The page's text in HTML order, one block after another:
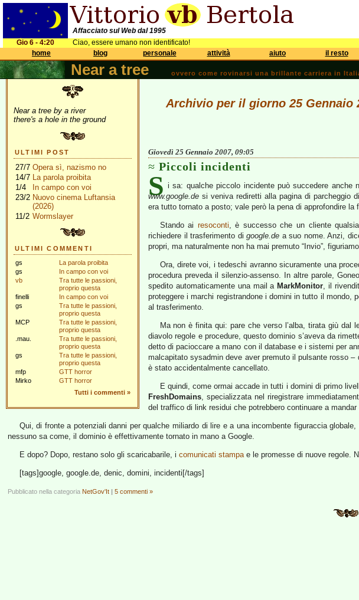
Affacciato sul Web dal 1995
Gio 6 - 4:20
Ciao, essere umano non identificato!
home
blog personale attività aiuto il resto
Near a tree ovvero come rovinarsi una brillante carriera in
Near a tree by a river
there's a hole in the ground
ULTIMI POST
27/7 Opera sì, nazismo no
14/7 La parola proibita
1/4
In campo con voi
23/2 Nuovo cinema Luftansia
(2026)
11/2 Wormslayer
ULTIMI COMMENTI
gs
La parola proibita
gs
In campo con voi
vb
Tra tutte le passioni,
proprio questa
finelli
In campo con voi
gs
Tra tutte le passioni,
proprio questa
MCP
Tra tutte le passioni,
proprio questa
.mau.
Tra tutte le passioni,
proprio questa
gs
Tra tutte le passioni,
proprio questa
mfp
GTT horror
Mirko
GTT horror
Tutti i commenti »
Archivio per il giorno 25 Gennaio
Giovedì 25 Gennaio 2007, 09:05
Piccoli incidenti
S i sa: qualche piccolo incidente può succedere anche
www.google.de si veniva rediretti alla pagina di parcheggio
era tutto tornato a posto; vale però la pena di approfondire la
Stando ai resoconti, è successo che un cliente
richiedere il trasferimento digoogle.de a suo nome. Anzi,
propri, ma naturalmente non ha mai premuto “Invio”,
Ora, direte voi, i tedeschi avranno sicuramente una
procedura preveda il silenzio-assenso. In altre parole,
spedito automaticamente una mail a MarkMonitor, il
proteggere i marchi registrandone i domini in tutto il mondo,
al trasferimento.
Ma non è finita qui: pare che verso l’alba, tirata giù dal
diavolo regole e procedure, questo dominio s’aveva da
detto di pacioccare a mano con il database e i sistemi per
malcapitato sysadmin deve aver premuto il pulsante rosso –
è stato accidentalmente cancellato.
E quindi, come ormai accade in tutti i domini di primo
FreshDomains, specializzata nel riregistrare
del traffico di link residui che potrebbero continuare a
Qui, di fronte a potenziali danni per qualche miliardo di lire e a una incombente figuraccia
nessuno sa come, il dominio è effettivamente tornato in mano a Google.
E dopo? Dopo, restano solo gli scaricabarile, i comunicati stampae le promesse di nuove regole.
[tags]google, google.de, denic, domini, incidenti[/tags]
Pubblicato nella categoria NetGov'It | 5 commenti »